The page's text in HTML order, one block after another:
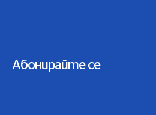
Абонирайте се